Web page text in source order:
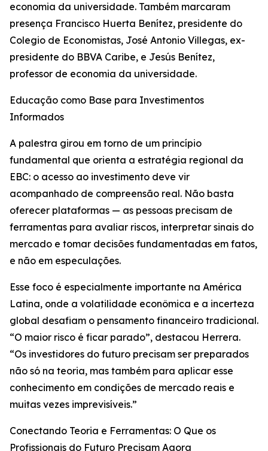
economia da universidade. Também marcaram
presença Francisco Huerta Benítez, presidente do
Colegio de Economistas, José Antonio Villegas, ex-
presidente do BBVA Caribe, e Jesús Benítez,
professor de economia da universidade.
Educação como Base para Investimentos
Informados
A palestra girou em torno de um princípio
fundamental que orienta a estratégia regional da
EBC: o acesso ao investimento deve vir
acompanhado de compreensão real. Não basta
oferecer plataformas — as pessoas precisam de
ferramentas para avaliar riscos, interpretar sinais do
mercado e tomar decisões fundamentadas em fatos,
e não em especulações.
Esse foco é especialmente importante na América
Latina, onde a volatilidade econômica e a incerteza
global desafiam o pensamento financeiro tradicional.
“O maior risco é ficar parado”, destacou Herrera.
“Os investidores do futuro precisam ser preparados
não só na teoria, mas também para aplicar esse
conhecimento em condições de mercado reais e
muitas vezes imprevisíveis.”
Conectando Teoria e Ferramentas: O Que os
Profissionais do Futuro Precisam Agora